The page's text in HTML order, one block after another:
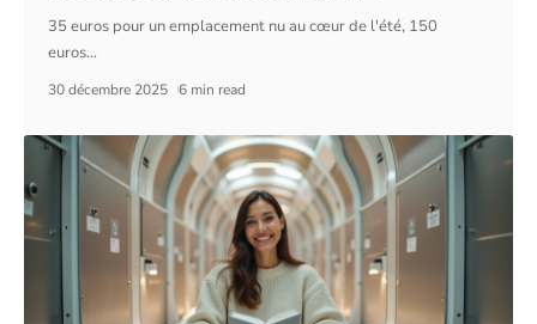
35 euros pour un emplacement nu au cœur de l'été, 150
euros…
30 décembre 2025 6 min read